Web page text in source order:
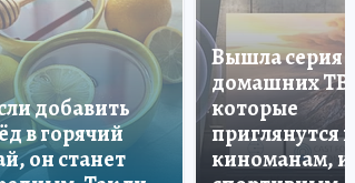
добавить
в горячий
он станет
Вышла серия
домашних ТВ,
которые
приглянутся и
киноманам, и